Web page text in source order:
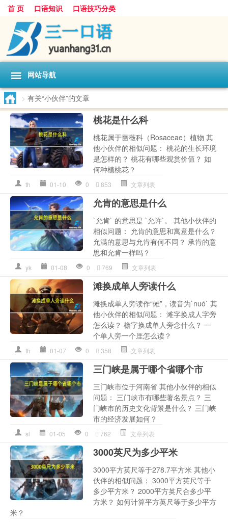
首 页 口语知识 口语技巧分类
网站导航
> 有关“小伙伴”的文章
桃花是什么科
桃花属于蔷薇科（Rosaceae）植物 其
他小伙伴的相似问题： 桃花的生长环境
是怎样的？ 桃花有哪些观赏价值？ 如
何种植桃花？
th 01-10 0 853 文章列表
允肯的意思是什么
`允肯` 的意思是 `允许`。 其他小伙伴的
相似问题： 允肯的意思和寓意是什么？
允满的意思与允肯有何不同？ 承肯的意
思和允肯一样吗？
yk 01-08 0 769 文章列表
滩换成单人旁读什么
滩换成单人旁读作“傩”，读音为`nuó` 其
他小伙伴的相似问题： 滩字换成人字旁
怎么读？ 檐字换成单人旁念什么？ 一
个单人旁一个厓怎么读？
th 01-07 0 358 文章列表
三门峡是属于哪个省哪个市
三门峡市位于河南省 其他小伙伴的相似
问题： 三门峡市有哪些著名景点？ 三
门峡市的历史文化背景是什么？ 三门峡
市的经济发展如何？
sl 01-05 0 762 文章列表
3000英尺为多少平米
3000平方英尺等于278.7平方米 其他小
伙伴的相似问题： 3000平方英尺等于
多少平方米？ 2000平方英尺合多少平
方米？ 如何计算平方英尺等于多少平方
米？